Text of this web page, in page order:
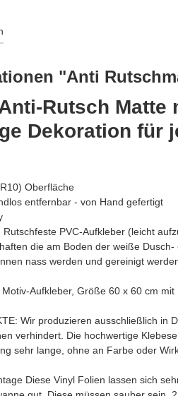
"Anti
Rutsch Matte
Dekoration für
Oberfläche
entfernbar - von Hand gefertigt
PVC-Aufkleber (leicht
die am Boden der weiße
nass werden und gereinigt
Aufkleber, Größe 60 x 60 cm
Wir produzieren ausschließlich in
verhindert. Die hochwertige
sehr lange, ohne an Farbe oder
Diese Vinyl Folien lassen sich